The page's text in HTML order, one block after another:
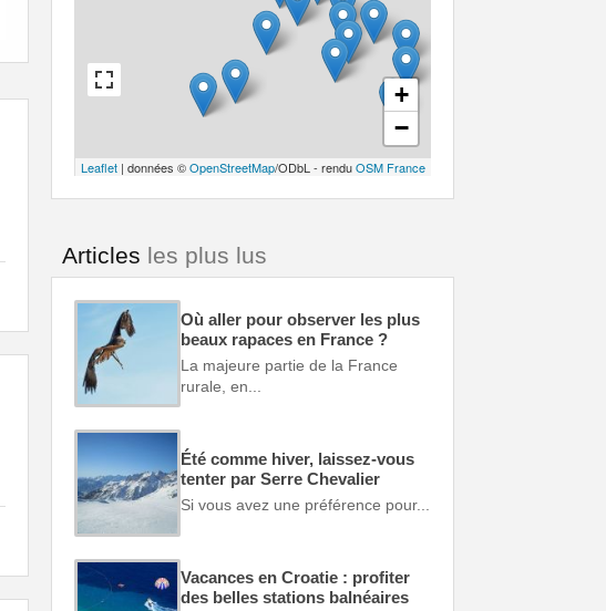
+
−
Leaflet | données ©OpenStreetMap/ODbL - renduOSM France
Articles les plus lus
Où aller pour observer les plus
beaux rapaces en France ?
La majeure partie de la France
rurale, en...
Été comme hiver, laissez-vous
tenter par Serre Chevalier
Si vous avez une préférence pour...
Vacances en Croatie : profiter
des belles stations balnéaires